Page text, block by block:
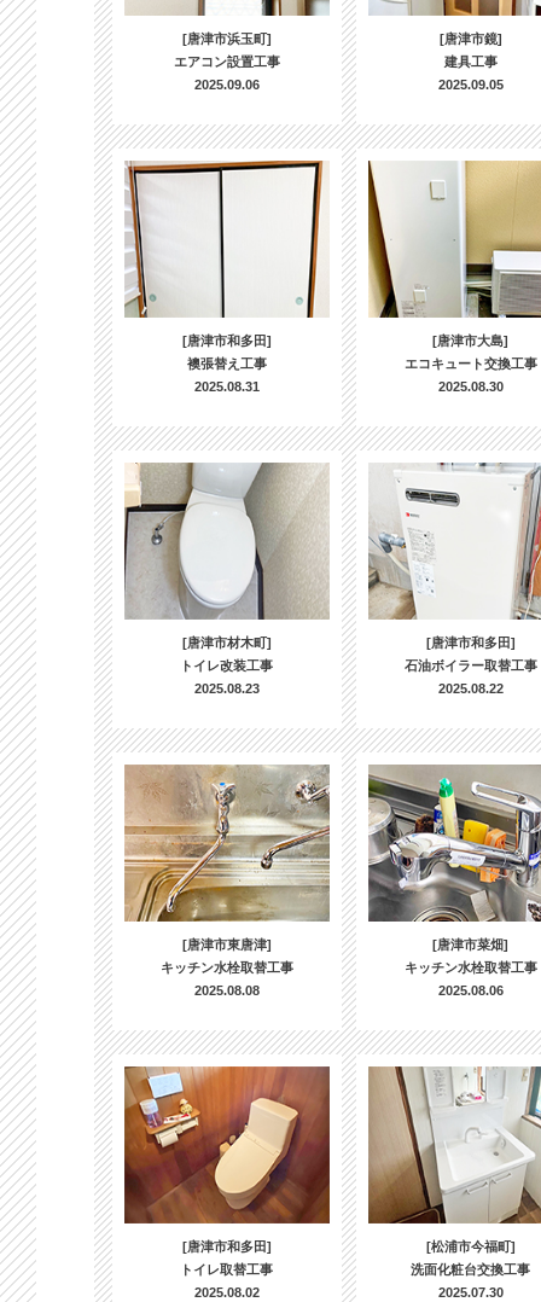
[唐津市浜玉町]
エアコン設置工事
2025.09.06
[唐津市鏡]
建具工事
2025.09.05
[唐津市和多田]
襖張替え工事
2025.08.31
[唐津市大島]
エコキュート交換工事
2025.08.30
[唐津市材木町]
トイレ改装工事
2025.08.23
[唐津市和多田]
石油ボイラー取替工事
2025.08.22
[唐津市東唐津]
キッチン水栓取替工事
2025.08.08
[唐津市菜畑]
キッチン水栓取替工事
2025.08.06
[唐津市和多田]
トイレ取替工事
2025.08.02
[松浦市今福町]
洗面化粧台交換工事
2025.07.30